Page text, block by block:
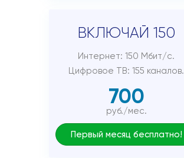
ВКЛЮЧАЙ 150
Интернет: 150 Мбит/с.
Цифровое ТВ: 155 каналов.
700
руб./мес.
Первый месяц бесплатно!